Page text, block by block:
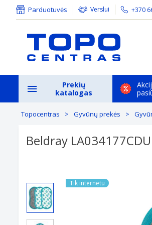
Parduotuvės Verslui +370
Prekių
katalogas
Topocentras Gyvūnų prekės
Beldray
Tik internetu